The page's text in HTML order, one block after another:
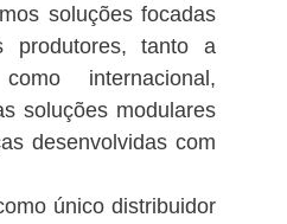
soluções focadas
produtores, tanto a
internacional,
soluções modulares
desenvolvidas com
único distribuidor